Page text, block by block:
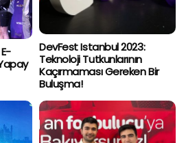
DevFest Istanbul 2023:
Teknoloji Tutkunlarının
Kaçırmaması Gereken Bir
Buluşma!